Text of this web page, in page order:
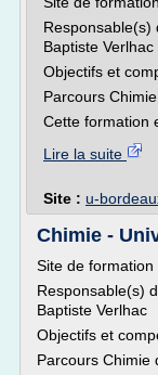
Responsable(s)
Baptiste Verlhac
Objectifs et
Parcours
Cette formation
Lire la suite
Site : u-
Chimie -
Site de formation
Responsable(s)
Baptiste Verlhac
Objectifs et
Parcours Chimie